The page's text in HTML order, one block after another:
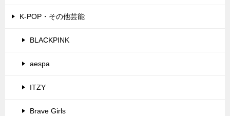
K-POP・その他芸能
BLACKPINK
aespa
ITZY
Brave Girls